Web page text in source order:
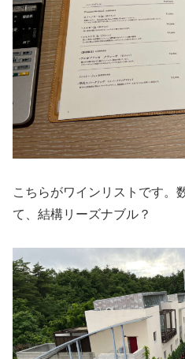
こちらがワインリストです。
て、結構リーズナブル？